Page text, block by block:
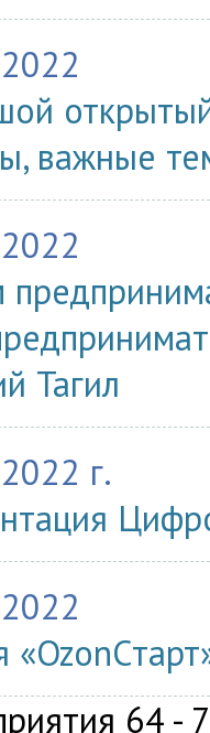
важные
Тагил
г.
64 -